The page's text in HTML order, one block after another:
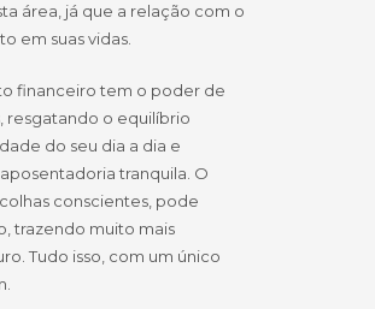
área, já que a relação com o
em suas vidas.
financeiro tem o poder de
resgatando o equilíbrio
do seu dia a dia e
tranquila. O
conscientes, pode
trazendo muito mais
Tudo isso, com um único